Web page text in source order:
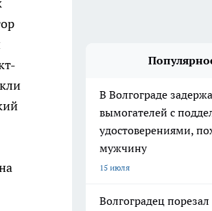
В Волгограде
вымогателей с
удостоверениями,
мужчину
15 июля
Волгоградец